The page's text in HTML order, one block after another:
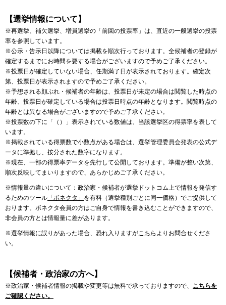
【選挙情報について】
※再選挙、補欠選挙、増員選挙の「前回の投票率」は、直近の一般選挙の投票
率を参照しています。
※公示・告示日以降については掲載を順次行っております。全候補者の登録が
確定するまでにお時間を要する場合がございますので予めご了承ください。
※投票日が確定していない場合、任期満了日が表示されております。確定次
第、投票日が表示されますので予めご了承ください。
※予想される顔ぶれ・候補者の年齢は、投票日が未定の場合は閲覧した時点の
年齢、投票日が確定している場合は投票日時点の年齢となります。閲覧時点の
年齢とは異なる場合がございますので予めご了承ください。
※投票数の下に「（）」表示されている数値は、当該選挙区の得票率を表して
います。
※掲載されている得票数で小数点がある場合は、選挙管理委員会発表の公式デ
ータに準拠し、按分された数字になります。
※現在、一部の得票率データを先行して公開しております。準備が整い次第、
順次反映してまいりますので、あらかじめご了承ください。
※情報量の違いについて：政治家・候補者が選挙ドットコム上で情報を発信す
るためのツール 「ボネクタ」 を有料（選挙種別ごとに同一価格）でご提供して
おります。ボネクタ会員の方はご自身で情報を書き込むことができますので、
非会員の方とは情報量に差があります。
※選挙情報に誤りがあった場合、恐れ入りますがこちら よりお問合せくださ
い。
【候補者・政治家の方へ】
※政治家・候補者情報の掲載や変更等は無料で承っておりますので、 こちらを
ご確認ください。